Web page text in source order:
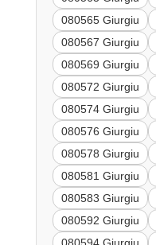
080565 Giurgiu
080567 Giurgiu
080569 Giurgiu
080572 Giurgiu
080574 Giurgiu
080576 Giurgiu
080578 Giurgiu
080581 Giurgiu
080583 Giurgiu
080592 Giurgiu